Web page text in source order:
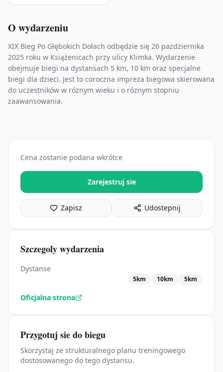
O wydarzeniu
XIX Bieg Po Głębokich Dołach odbędzie się 26 pazdziernika
2025 roku w Książenicach przy ulicy Klimka. Wydarzenie
obejmuje biegi na dystansach 5 km, 10 km oraz specjalne
biegi dla dzieci. Jest to coroczna impreza biegowa skierowana
do uczestników w róznym wieku i o róznym stopniu
zaawansowania.
Cena zostanie podana wkrótce
Zarejestruj sie
Zapisz Udostepnij
Szczegoly wydarzenia
Dystanse
5km 10km 5km
Oficjalna strona
Przygotuj sie do biegu
Skorzystaj ze strukturalnego planu treningowego
dostosowanego do tego dystansu.